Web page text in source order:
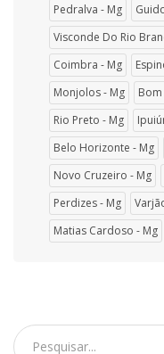
Pedralva - Mg
Visconde Do Rio
Coimbra - Mg
Monjolos - Mg
Rio Preto - Mg
Belo Horizonte - Mg
Novo Cruzeiro - Mg
Perdizes - Mg
Matias Cardoso - Mg